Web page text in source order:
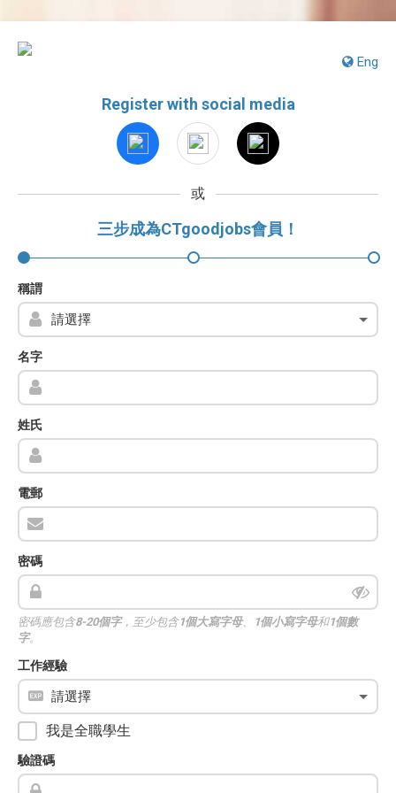
Eng
Register with social media
或
三步成為CTgoodjobs會員！
稱謂
名字
姓氏
電郵
密碼
密碼應包含8-20個字，至少包含1個大寫字母、 1個小寫字母和1個數
字。
工作經驗
我是全職學生
驗證碼